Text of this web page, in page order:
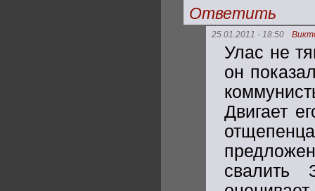
Ответить
25.01.2011 - 18:50
Улас не
он
Двигает
свалить